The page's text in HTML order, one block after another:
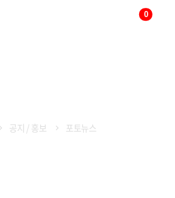
0
공지 / 홍보 포토뉴스